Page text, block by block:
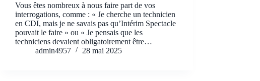
Vous êtes nombreux à nous faire part de vos
interrogations, comme : « Je cherche un technicien
en CDI, mais je ne savais pas qu’Intérim Spectacle
pouvait le faire » ou « Je pensais que les
techniciens devaient obligatoirement être…
admin4957
28 mai 2025